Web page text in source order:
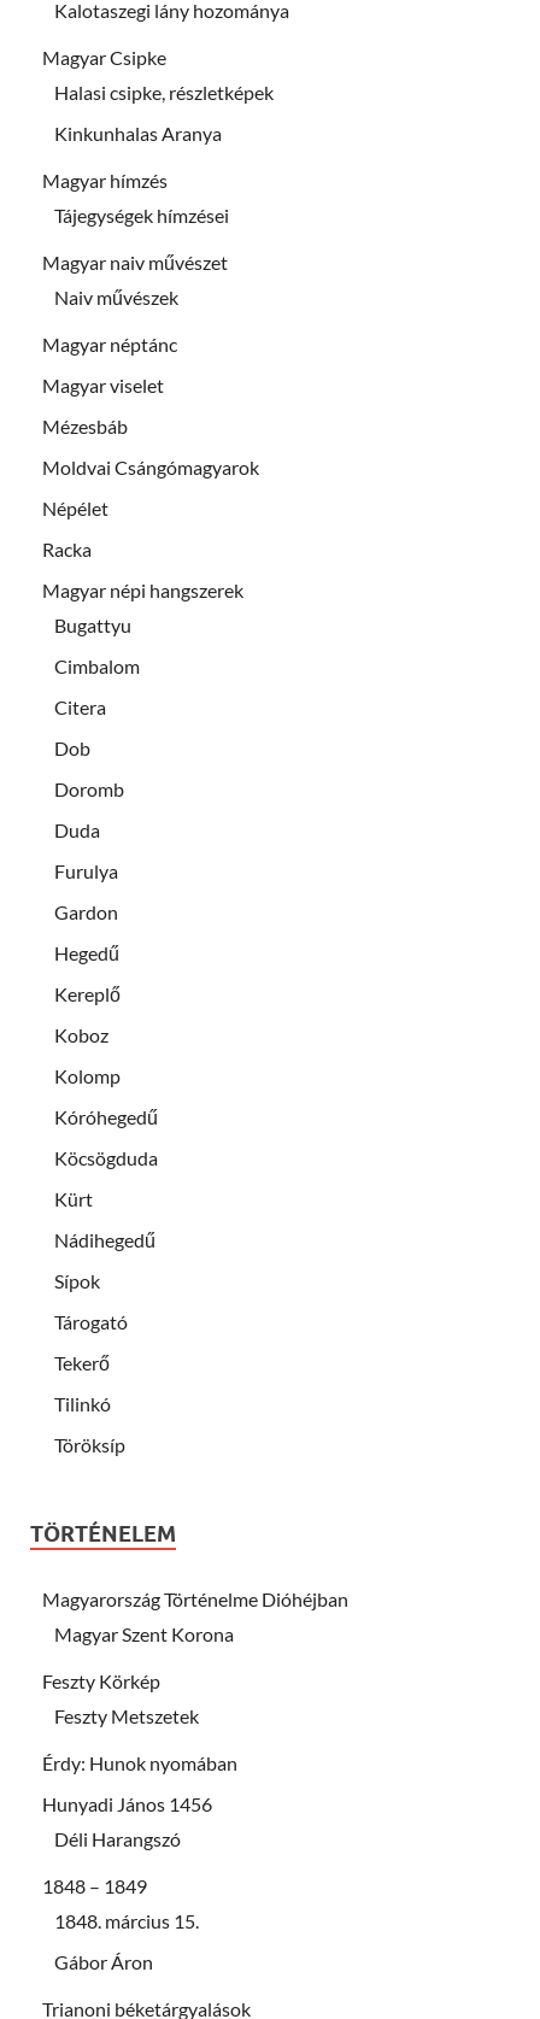
Kalotaszegi lány hozománya
Magyar Csipke
Halasi csipke, részletképek
Kinkunhalas Aranya
Magyar hímzés
Tájegységek hímzései
Magyar naiv művészet
Naiv művészek
Magyar néptánc
Magyar viselet
Mézesbáb
Moldvai Csángómagyarok
Népélet
Racka
Magyar népi hangszerek
Bugattyu
Cimbalom
Citera
Dob
Doromb
Duda
Furulya
Gardon
Hegedű
Kereplő
Koboz
Kolomp
Kóróhegedű
Köcsögduda
Kürt
Nádihegedű
Sípok
Tárogató
Tekerő
Tilinkó
Töröksíp
TÖRTÉNELEM
Magyarország Történelme Dióhéjban
Magyar Szent Korona
Feszty Körkép
Feszty Metszetek
Érdy: Hunok nyomában
Hunyadi János 1456
Déli Harangszó
1848 – 1849
1848. március 15.
Gábor Áron
Trianoni béketárgyalások